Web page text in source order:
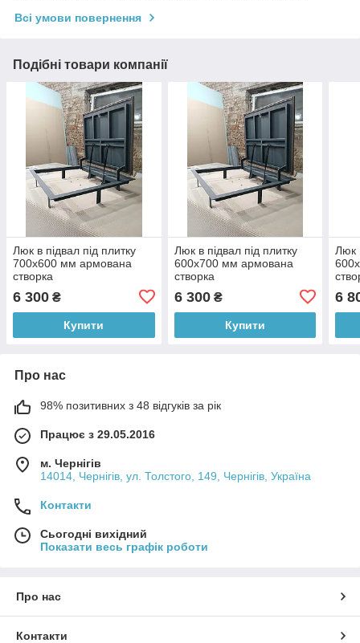
Всі умови повернення
Подібні товари компанії
Люк в підвал під плитку
700х600 мм армована
створка
6 300 ₴
Купити
Люк в підвал під плитку
600х700 мм армована
створка
6 300₴
Купити
Люк
6
Про нас
98% позитивних з 48 відгуків за рік
Працює з 29.05.2016
м. Чернігів
14014, Чернігів, ул. Толстого, 149, Чернігів, Україна
Контакти
Сьогодні вихідний
Показати весь графік роботи
Про нас
Контакти